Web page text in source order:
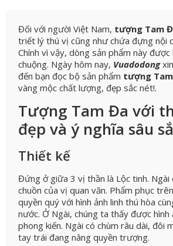
Đối với người Việt Nam, tượng Tam
triết lý thú vị cũng như chứa đựng nội
Chính vì vậy, dòng sản phẩm này
chuộng. Ngày hôm nay, Vuadodong
đến bạn đọc bộ sản phẩm tượng
vàng mộc chất lượng, đẹp sắc nét!.
Tượng Tam Đa với
đẹp và ý nghĩa sâu
Thiết kế
Đứng ở giữa 3 vị thần là Lộc tinh. Ngài
chuồn của vị quan văn. Phẩm phục
quyền quý với hình ảnh linh thú hòa
nước. Ở Ngài, chúng ta thấy được hình
phong kiến. Ngài có chùm râu dài, đôi
tay trái đang nâng quyền trượng.